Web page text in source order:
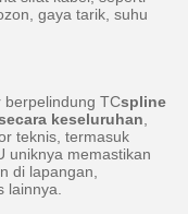
gaya tarik, suhu
berpelindung TCspline
keseluruhan
teknis, termasuk
uniknya memastikan
di lapangan,
lainnya.